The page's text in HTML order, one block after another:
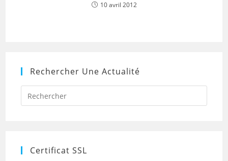
10 avril 2012
Rechercher Une Actualité
Press
to
Certificat SSL